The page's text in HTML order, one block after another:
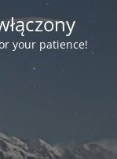
your patience!